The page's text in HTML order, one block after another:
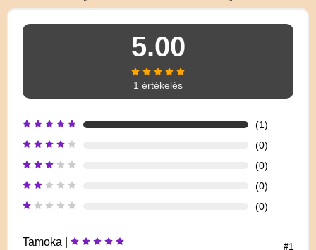
5.00
1 értékelés
(1)
(0)
(0)
(0)
(0)
#1
Tamoka |